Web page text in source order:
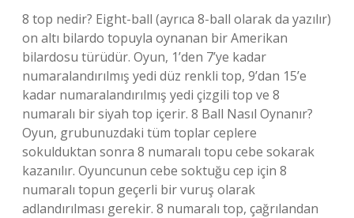
8 top nedir? Eight-ball (ayrıca 8-ball olarak da yazılır)
on altı bilardo topuyla oynanan bir Amerikan
bilardosu türüdür. Oyun, 1’den 7’ye kadar
numaralandırılmış yedi düz renkli top, 9’dan 15’e
kadar numaralandırılmış yedi çizgili top ve 8
numaralı bir siyah top içerir. 8 Ball Nasıl Oynanır?
Oyun, grubunuzdaki tüm toplar ceplere
sokulduktan sonra 8 numaralı topu cebe sokarak
kazanılır. Oyuncunun cebe soktuğu cep için 8
numaralı topun geçerli bir vuruş olarak
adlandırılması gerekir. 8 numaralı top, çağrılandan